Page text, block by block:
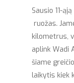
Sausio 11-
ruožas.
kilometrus,
aplink Wadi
šiame
laikytis kiek